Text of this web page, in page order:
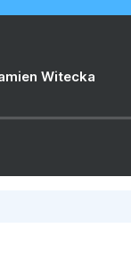
Witecka